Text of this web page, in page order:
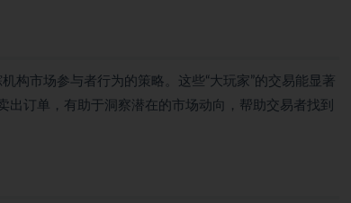
构市场参与者行为的策略。这些“大玩家”的交易能显著
订单，有助于洞察潜在的市场动向，帮助交易者找到